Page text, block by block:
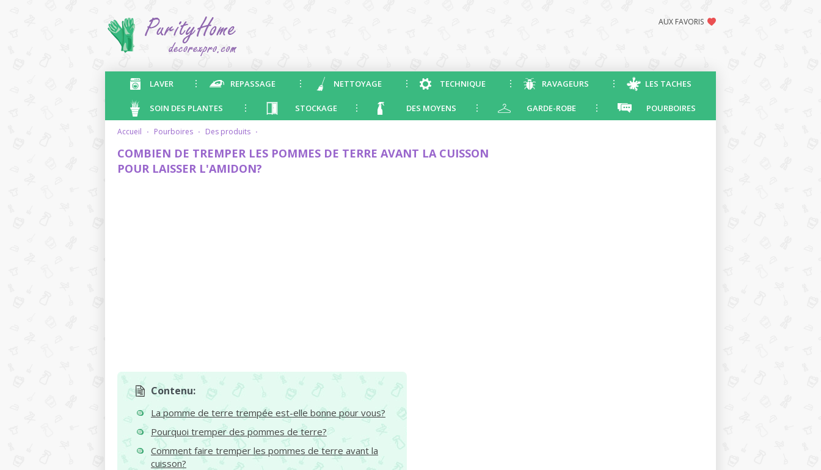
AUX FAVORIS
LAVER REPASSAGE NETTOYAGE TECHNIQUE RAVAGEURS LES TACHES
SOIN DES PLANTES STOCKAGE DES MOYENS GARDE-ROBE POURBOIRES
accueil · pourboires · des produits ·
COMBIEN DE TREMPER LES POMMES DE TERRE AVANT LA CUISSON
POUR LAISSER L'AMIDON?
Contenu:
La pomme de terre trempée est-elle bonne pour vous?
Pourquoi tremper des pommes de terre?
Comment faire tremper les pommes de terre avant la
cuisson?